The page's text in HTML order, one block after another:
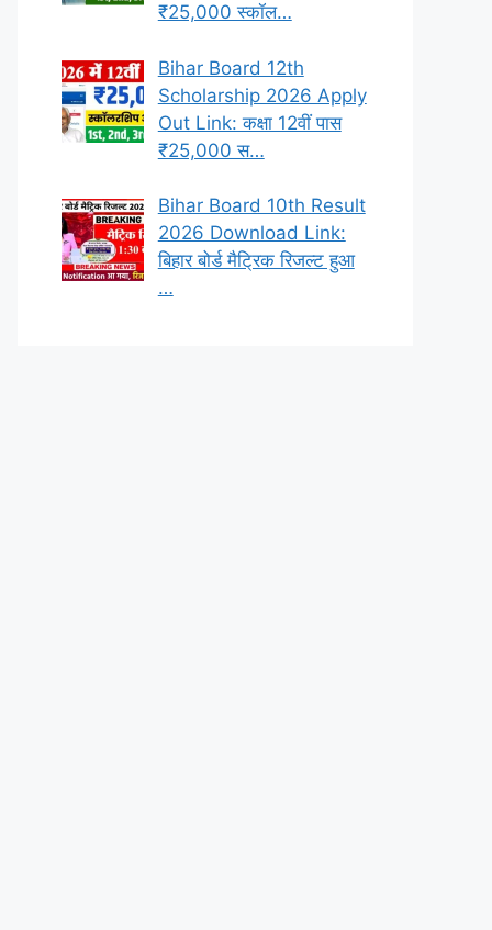
₹25,000 स्कॉल…
Bihar Board 12th
Scholarship 2026 Apply
Out Link: कक्षा 12वीं पास
₹25,000 स…
Bihar Board 10th Result
2026 Download Link:
बिहार बोर्ड मैट्रिक रिजल्ट हुआ
…